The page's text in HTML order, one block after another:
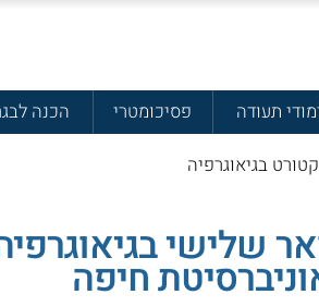
תעודה פסיכומטרי הכנה
בגיאוגרפיה
שלישי
חיפה